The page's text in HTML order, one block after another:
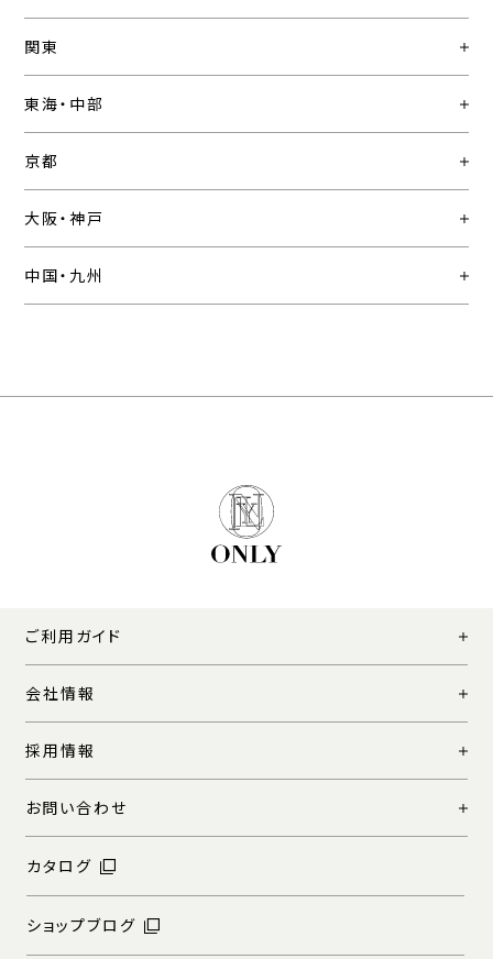
関東
東海・中部
京都
大阪・神戸
中国・九州
ご利用ガイド
会社情報
採用情報
お問い合わせ
カタログ
ショップブログ